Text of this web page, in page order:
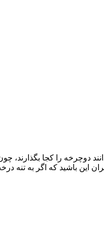
دوچرخه را کجا
باشید که اگر به تنه